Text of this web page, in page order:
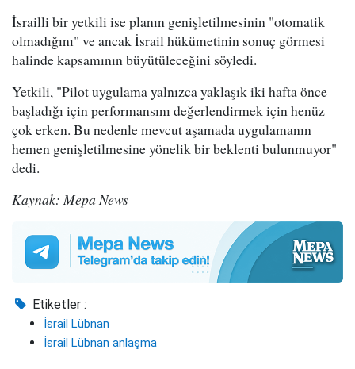
İsrailli bir yetkili ise planın genişletilmesinin "otomatik
olmadığını" ve ancak İsrail hükümetinin sonuç görmesi
halinde kapsamının büyütüleceğini söyledi.
Yetkili, "Pilot uygulama yalnızca yaklaşık iki hafta önce
başladığı için performansını değerlendirmek için henüz
çok erken. Bu nedenle mevcut aşamada uygulamanın
hemen genişletilmesine yönelik bir beklenti bulunmuyor"
dedi.
Kaynak: Mepa News
Etiketler :
İsrail Lübnan
İsrail Lübnan anlaşma